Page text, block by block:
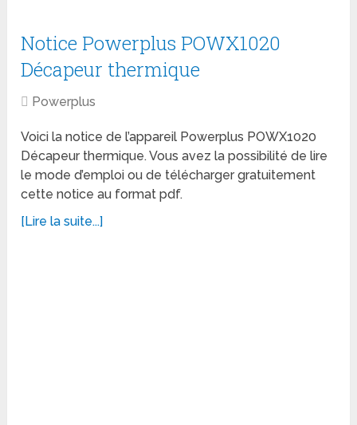
Notice Powerplus POWX1020
Décapeur thermique
Powerplus
Voici la notice de l’appareil Powerplus POWX1020
Décapeur thermique. Vous avez la possibilité de lire
le mode d’emploi ou de télécharger gratuitement
cette notice au format pdf.
[Lire la suite...]